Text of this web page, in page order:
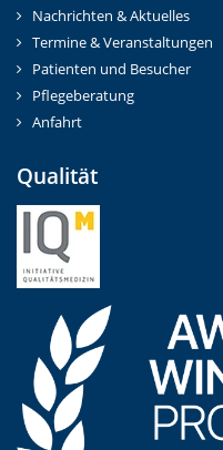
Nachrichten & Aktuelles
Termine & Veranstaltungen
Patienten und Besucher
Pflegeberatung
Anfahrt
Qualität